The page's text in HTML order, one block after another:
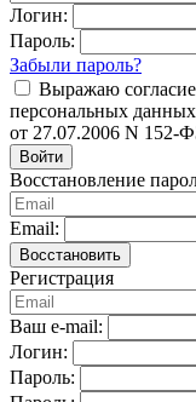
Логин:
Пароль:
Забыли пароль?
Выражаю
персональных
от 27.07.2006 N 152-
Войти
Восстановление
Email:
Восстановить
Регистрация
Ваш e-mail:
Логин:
Пароль: